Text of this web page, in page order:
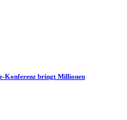
Konferenz bringt Millionen